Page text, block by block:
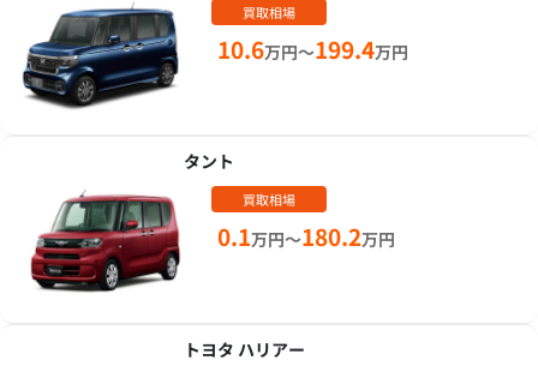
買取相場
10.6万円～199.4万円
タント
買取相場
0.1万円～180.2万円
トヨタ ハリアー